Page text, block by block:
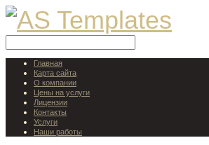
Главная
Карта сайта
О компании
Цены на услуги
Лицензии
Контакты
Услуги
Наши работы